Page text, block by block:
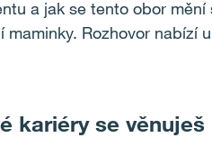
a jak se tento obor
maminky. Rozhovor
kariéry se